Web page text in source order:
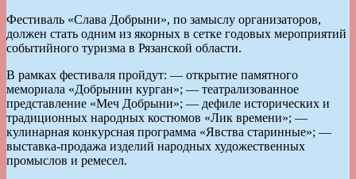
Фестиваль «Слава Добрыни», по замыслу организаторов,
должен стать одним из якорных в сетке годовых мероприятий
событийного туризма в Рязанской области.
В рамках фестиваля пройдут: — открытие памятного
мемориала «Добрынин курган»; — театрализованное
представление «Меч Добрыни»; — дефиле исторических и
традиционных народных костюмов «Лик времени»; —
кулинарная конкурсная программа «Явства старинные»; —
выставка-продажа изделий народных художественных
промыслов и ремесел.